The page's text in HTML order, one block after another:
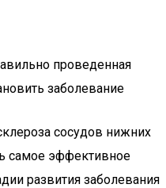
проведенная
заболевание
сосудов нижних
самое эффективное
развития заболевания